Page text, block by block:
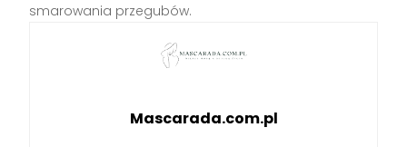
smarowania przegubów.
Mascarada.com.pl